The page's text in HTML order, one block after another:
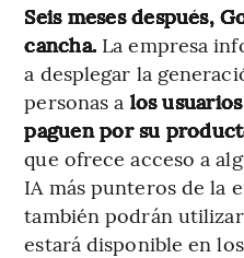
Seis meses después,
cancha. La empresa
a desplegar la
personas a los
paguen por su
que ofrece acceso a
IA más punteros de la
también podrán
estará disponible en